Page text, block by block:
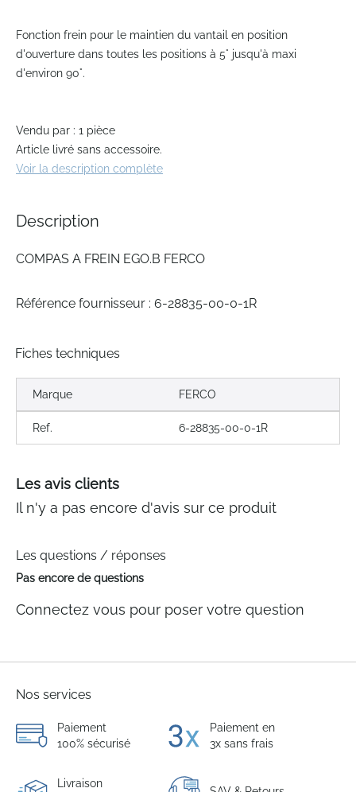
to
the
beginning
of
gallery
Fonction frein pour le maintien du vantail en position
d'ouverture dans toutes les positions à 5° jusqu'à maxi
d'environ 90°.
Vendu par : 1 pièce
Article livré sans accessoire.
Voir la description complète
Description
COMPAS A FREIN EGO.B FERCO
Référence fournisseur : 6-28835-00-0-1R
Fiches techniques
Marque FERCO
Ref. 6-28835-00-0-1R
Les avis clients
Il n'y a pas encore d'avis sur ce produit
Les questions / réponses
Pas encore de questions
Connectez vous pour poser votre question
Nos services
Paiement
100% sécurisé
Paiement en
3x sans frais
Livraison